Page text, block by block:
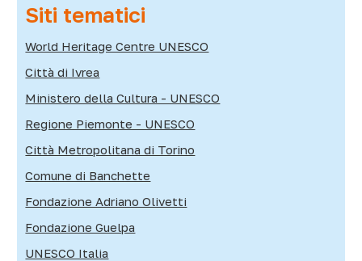
Siti tematici
World Heritage Centre UNESCO
Città di Ivrea
Ministero della Cultura - UNESCO
Regione Piemonte - UNESCO
Città Metropolitana di Torino
Comune di Banchette
Fondazione Adriano Olivetti
Fondazione Guelpa
UNESCO Italia